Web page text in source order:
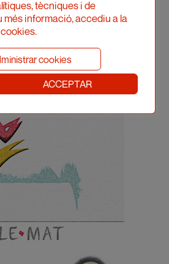
tècniques i de
més informació, accediu a la
cookies
ACCEPTAR